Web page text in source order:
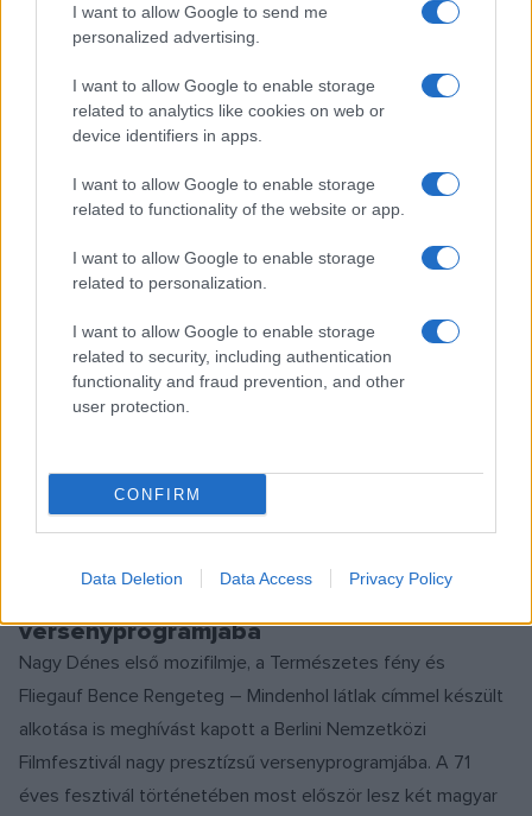
I want to allow Google to send me
personalized advertising.
I want to allow Google to enable storage
related to analytics like cookies on web or
device identifiers in apps.
I want to allow Google to enable storage
related to functionality of the website or app.
I want to allow Google to enable storage
related to personalization.
I want to allow Google to enable storage
related to security, including authentication
functionality and fraud prevention, and other
user protection.
CONFIRM
Data Deletion Data Access Privacy Policy
Berlinale – Mindkét magyar versenyfilm
bekerült a díjazottak közé
Mindkét magyar versenyfilm bekerült a díjazottak közé a 71.
Berlini Nemzetközi Filmfesztiválon (Berlinale): Nagy Dénes a
legjobb rendezésért járó Ezüst Medvét kapta meg
Természetes fény című bemutatkozó alkotásáért, Kizlinger
Lilla pedig a legjobb mellékszereplőnek járó Ezüst Medve-
díjat nyerte el Fliegauf Bence Rengeteg – Mindenhol látlak
című filmjében nyújtott alakításával.
Elkészült a Rengeteg – Mindenhol látlak
című film előzetese
a Films Boutique lett.
versenyprogramjába
Nagy Dénes első mozifilmje, a Természetes fény és
Fliegauf Bence Rengeteg – Mindenhol látlak címmel készült
alkotása is meghívást kapott a Berlini Nemzetközi
Filmfesztivál nagy presztízsű versenyprogramjába. A 71
éves fesztivál történetében most először lesz két magyar